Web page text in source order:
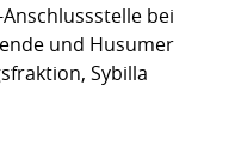
bei
und Husumer
Sybilla